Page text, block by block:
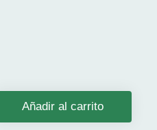
Añadir al carrito